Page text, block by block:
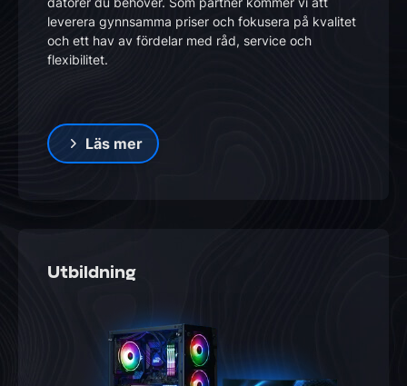
leverera gynnsamma priser och fokusera på kvalitet
och ett hav av fördelar med råd, service och
flexibilitet.
Läs mer
Utbildning